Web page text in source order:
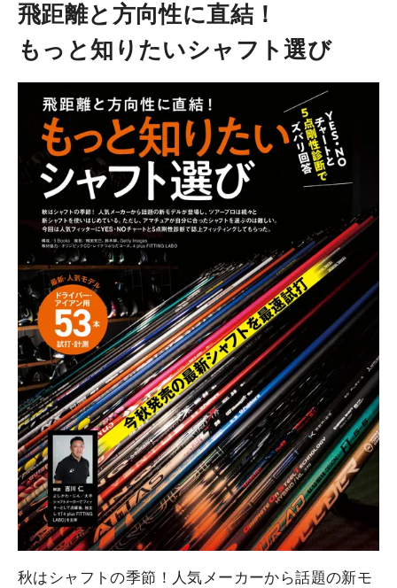
飛距離と方向性に直結！
もっと知りたいシャフト選び
秋はシャフトの季節！人気メーカーから話題の新モ